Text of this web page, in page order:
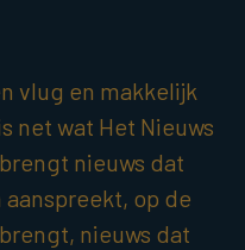
vlug en makkelijk
net wat Het Nieuws
nieuws dat
op de
nieuws dat